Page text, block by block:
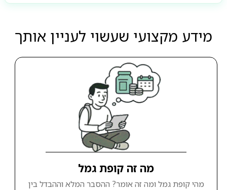
מידע מקצועי שעשוי לעניין אותך
מה זה קופת גמל
מהי קופת גמל ומה זה אומר? ההסבר המלא וההבדל בין